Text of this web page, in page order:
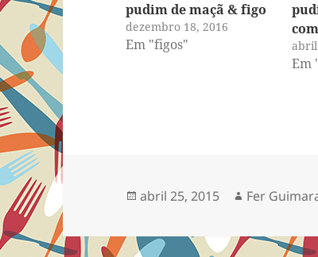
pudim de maçã & figo
dezembro 18, 2016
Em "figos" abril
Em
Publicado
abril 25, 2015 Autor
Fer